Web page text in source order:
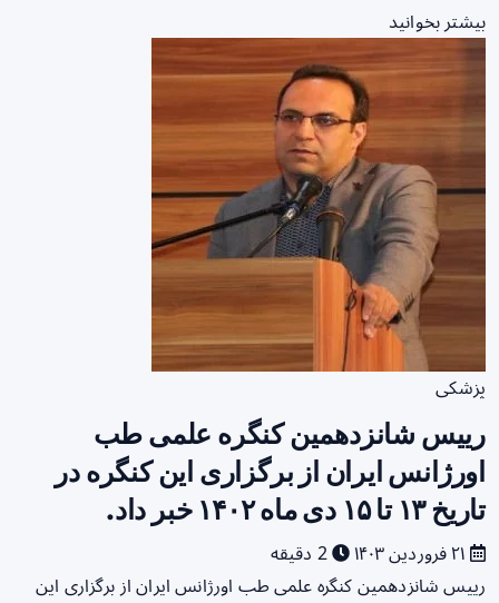
بیشتر بخوانید
پزشکی
رییس شانزدهمین کنگره علمی طب
اورژانس ایران از برگزاری این کنگره در
تاریخ ۱۳ تا ۱۵ دی ماه ۱۴۰۲ خبر داد.
2 دقیقه
رییس شانزدهمین کنگره علمی طب اورژانس ایران از برگزاری این